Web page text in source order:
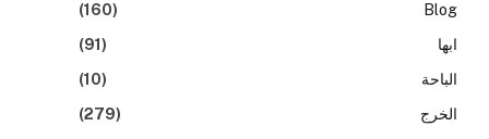
Blog
(160)
ابها
(91)
الباحة
(10)
الخرج
(279)